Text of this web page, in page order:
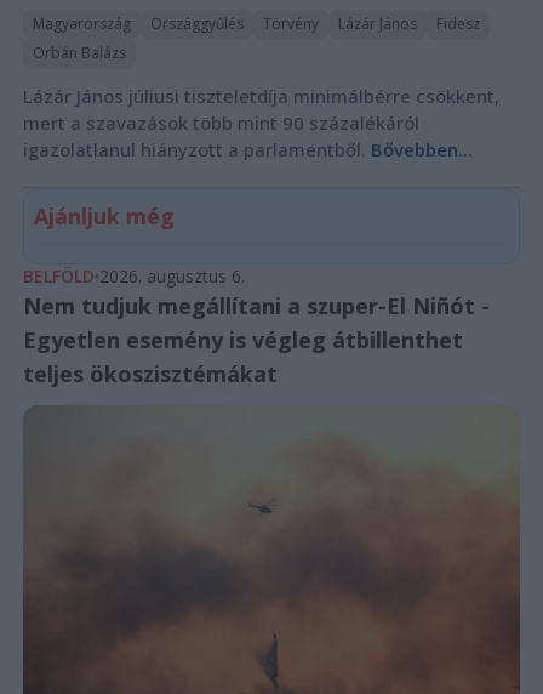
Magyarország Országgyűlés Törvény Lázár János
Fidesz
Orbán Balázs
Lázár János júliusi tiszteletdíja minimálbérre csökkent,
mert a szavazások több mint 90 százalékáról
igazolatlanul hiányzott a parlamentből. Bővebben...
Ajánljuk még
BELFÖLD 2026. augusztus 6.
Nem tudjuk megállítani a szuper-El Niñót -
Egyetlen esemény is végleg átbillenthet
teljes ökoszisztémákat